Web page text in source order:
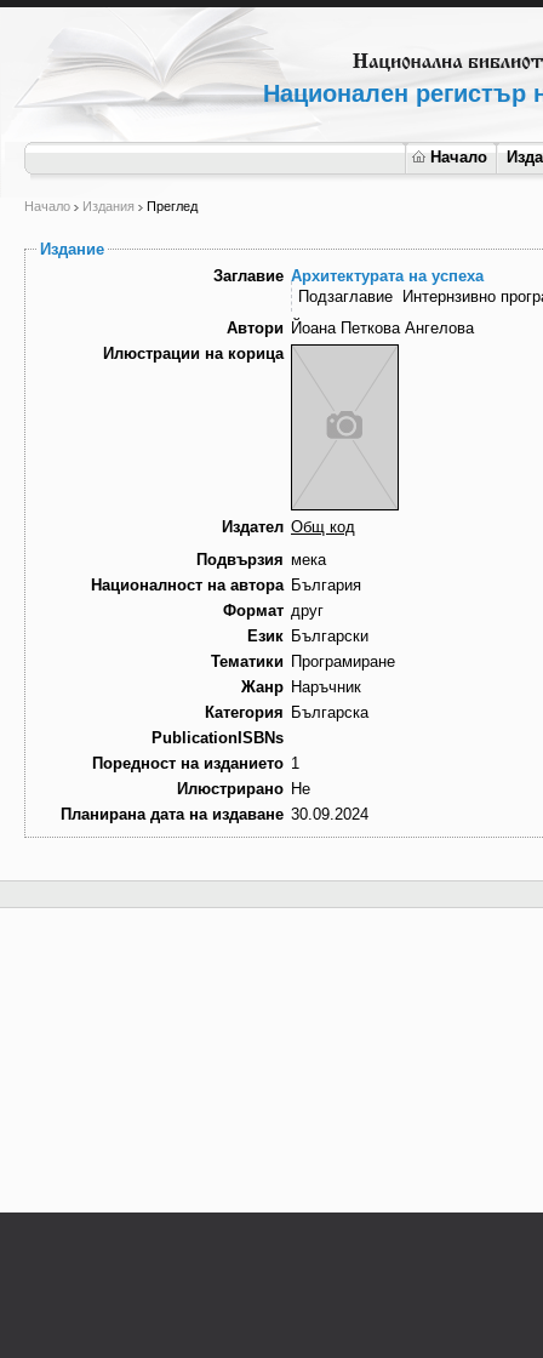
Национален регистър
Начало
Начало Издания Преглед
Издание
Заглавие Архитектурата на успеха
Подзаглавие
Интернзивно
Автори Йоана Петкова Ангелова
Илюстрации на корица
Издател Общ код
Подвързия мека
Националност на автора България
Формат друг
Език Български
Тематики Програмиране
Жанр Наръчник
Категория Българска
PublicationISBNs
Поредност на изданието 1
Илюстрирано Не
Планирана дата на издаване 30.09.2024